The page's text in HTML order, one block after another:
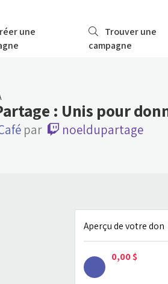
une
Trouver une
campagne
: Unis pour
par noeldupartage
Aperçu de votre don
0,00 $